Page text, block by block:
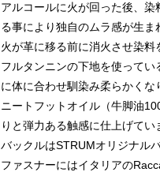
アルコールに火が回った後、
る事により独自のムラ感が生ま
火が革に移る前に消火させ染料
フルタンニンの下地を使って
に体に合わせ馴染み柔らかくな
ニートフットオイル（牛脚油
りと弾力ある触感に仕上げてい
バックルはSTRUMオリジナルバ
ファスナーにはイタリアの